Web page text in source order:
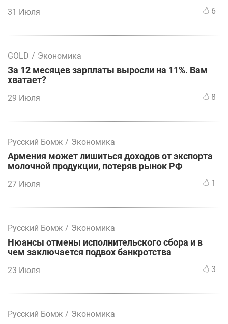
31 Июля 6
GOLD / Экономика
За 12 месяцев зарплаты выросли на 11%. Вам
хватает?
29 Июля 8
Русский Бомж / Экономика
Армения может лишиться доходов от экспорта
молочной продукции, потеряв рынок РФ
27 Июля 1
Русский Бомж / Экономика
Нюансы отмены исполнительского сбора и в
чем заключается подвох банкротства
23 Июля 3
Русский Бомж / Экономика